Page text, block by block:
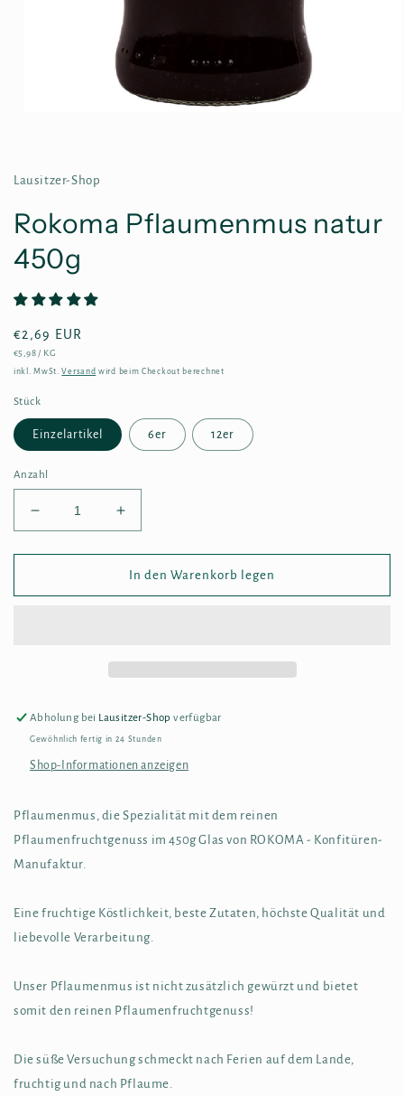
öffnen
Lausitzer-Shop
Rokoma Pflaumenmus natur
450g
Normaler
Preis
€2,69 EUR
GRUNDPREIS
€5,98 / PRO
KG
inkl. MwSt.Versand wird beim Checkout berechnet
Stück
Einzelartikel 6er 12er
Anzahl
Verringere
die
Menge
Rokoma
Erhöhe
die
Menge
für
Rokoma
In den Warenkorb legen
Abholung bei Lausitzer-Shop verfügbar
Gewöhnlich fertig in 24 Stunden
Shop-Informationen anzeigen
Pflaumenmus, die Spezialität mit dem reinen
Pflaumenfruchtgenuss im 450g Glas von ROKOMA - Konfitüren-
Manufaktur.
Eine fruchtige Köstlichkeit, beste Zutaten, höchste Qualität und
liebevolle Verarbeitung.
Unser Pflaumenmus ist nicht zusätzlich gewürzt und bietet
somit den reinen Pflaumenfruchtgenuss!
Die süße Versuchung schmeckt nach Ferien auf dem Lande,
fruchtig und nach Pflaume.